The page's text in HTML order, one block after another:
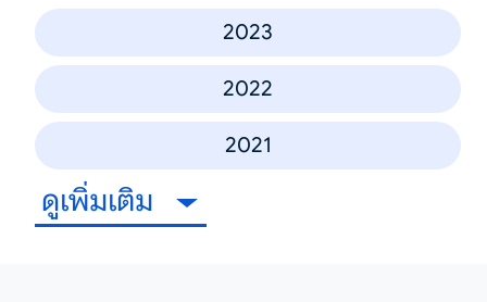
2023
2022
2021
ดูเพิ่มเติม